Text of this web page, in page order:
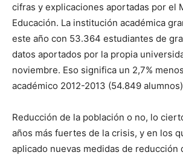
cifras y explicaciones aportadas por el
Educación. La institución académica
este año con 53.364 estudiantes de
datos aportados por la propia
noviembre. Eso significa un 2,7%
académico 2012-2013 (54.849
Reducción de la población o no, lo
años más fuertes de la crisis, y en los
aplicado nuevas medidas de reducción